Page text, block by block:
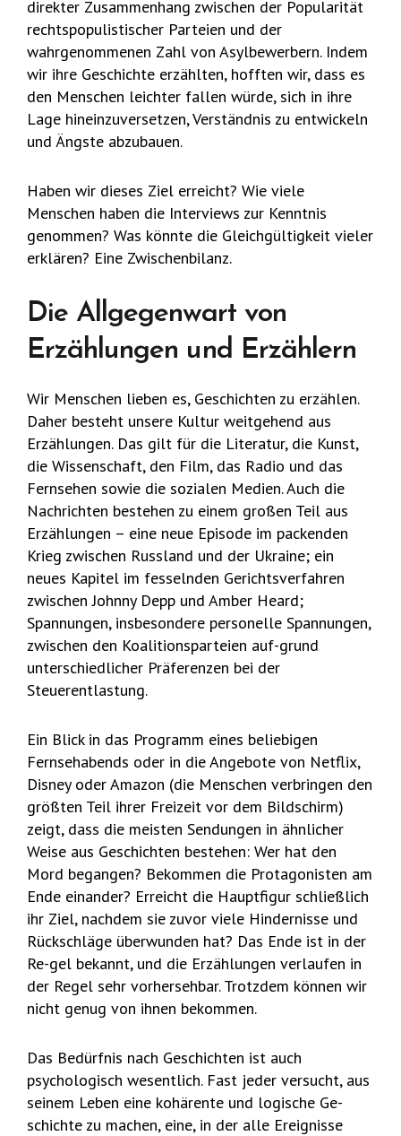
direkter Zusammenhang zwischen der Popularität
rechtspopulistischer Parteien und der
wahrgenommenen Zahl von Asylbewerbern. Indem
wir ihre Geschichte erzählten, hofften wir, dass es
den Menschen leichter fallen würde, sich in ihre
Lage hineinzuversetzen, Verständnis zu entwickeln
und Ängste abzubauen.
Haben wir dieses Ziel erreicht? Wie viele
Menschen haben die Interviews zur Kenntnis
genommen? Was könnte die Gleichgültigkeit vieler
erklären? Eine Zwischenbilanz.
Die Allgegenwart von
Erzählungen und Erzählern
Wir Menschen lieben es, Geschichten zu erzählen.
Daher besteht unsere Kultur weitgehend aus
Erzählungen. Das gilt für die Literatur, die Kunst,
die Wissenschaft, den Film, das Radio und das
Fernsehen sowie die sozialen Medien. Auch die
Nachrichten bestehen zu einem großen Teil aus
Erzählungen – eine neue Episode im packenden
Krieg zwischen Russland und der Ukraine; ein
neues Kapitel im fesselnden Gerichtsverfahren
zwischen Johnny Depp und Amber Heard;
Spannungen, insbesondere personelle Spannungen,
zwischen den Koalitionsparteien auf-grund
unterschiedlicher Präferenzen bei der
Steuerentlastung.
Ein Blick in das Programm eines beliebigen
Fernsehabends oder in die Angebote von Netflix,
Disney oder Amazon (die Menschen verbringen den
größten Teil ihrer Freizeit vor dem Bildschirm)
zeigt, dass die meisten Sendungen in ähnlicher
Weise aus Geschichten bestehen: Wer hat den
Mord begangen? Bekommen die Protagonisten am
Ende einander? Erreicht die Hauptfigur schließlich
ihr Ziel, nachdem sie zuvor viele Hindernisse und
Rückschläge überwunden hat? Das Ende ist in der
Re-gel bekannt, und die Erzählungen verlaufen in
der Regel sehr vorhersehbar. Trotzdem können wir
nicht genug von ihnen bekommen.
Das Bedürfnis nach Geschichten ist auch
psychologisch wesentlich. Fast jeder versucht, aus
seinem Leben eine kohärente und logische Ge-
schichte zu machen, eine, in der alle Ereignisse